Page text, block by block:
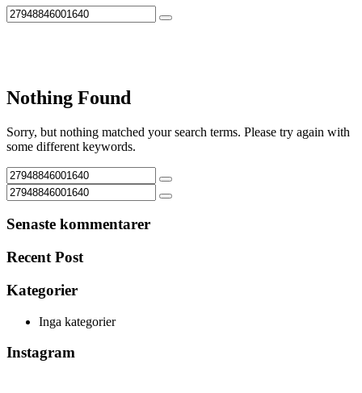
Nothing Found
Sorry, but nothing matched your search terms. Please try again with
some different keywords.
Senaste kommentarer
Recent Post
Kategorier
Inga kategorier
Instagram